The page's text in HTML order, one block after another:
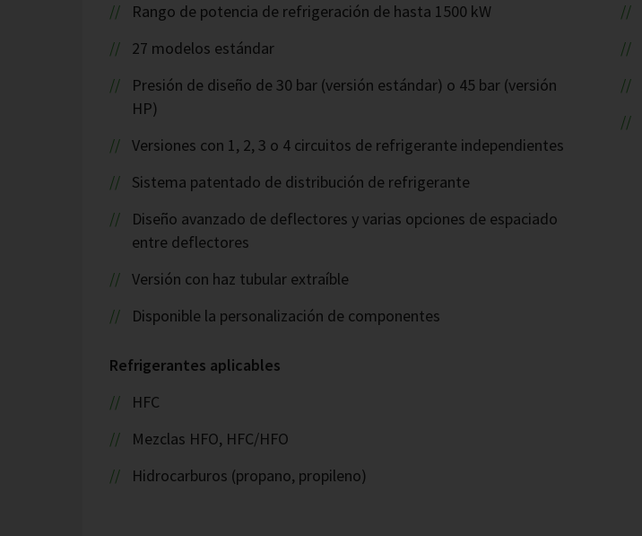
Rango de potencia de refrigeración de hasta 1500 kW
27 modelos estándar
Presión de diseño de 30 bar (versión estándar) o 45 bar (versión
HP)
Versiones con 1, 2, 3 o 4 circuitos de refrigerante independientes
Sistema patentado de distribución de refrigerante
Diseño avanzado de deflectores y varias opciones de espaciado
entre deflectores
Versión con haz tubular extraíble
Disponible la personalización de componentes
Refrigerantes aplicables
HFC
Mezclas HFO, HFC/HFO
Hidrocarburos (propano, propileno)